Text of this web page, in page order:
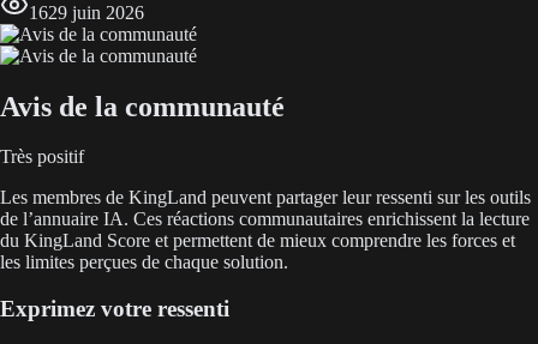
1629 juin 2026
Avis de la communauté
Très positif
Les membres de KingLand peuvent partager leur ressenti sur les outils
de l’annuaire IA. Ces réactions communautaires enrichissent la lecture
du KingLand Score et permettent de mieux comprendre les forces et
les limites perçues de chaque solution.
Exprimez votre ressenti